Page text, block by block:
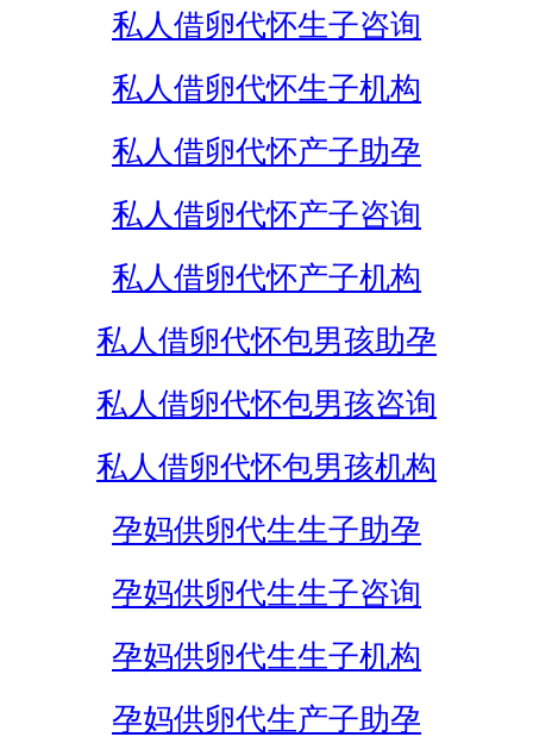
私人借卵代怀生子咨询
私人借卵代怀生子机构
私人借卵代怀产子助孕
私人借卵代怀产子咨询
私人借卵代怀产子机构
私人借卵代怀包男孩助孕
私人借卵代怀包男孩咨询
私人借卵代怀包男孩机构
孕妈供卵代生生子助孕
孕妈供卵代生生子咨询
孕妈供卵代生生子机构
孕妈供卵代生产子助孕